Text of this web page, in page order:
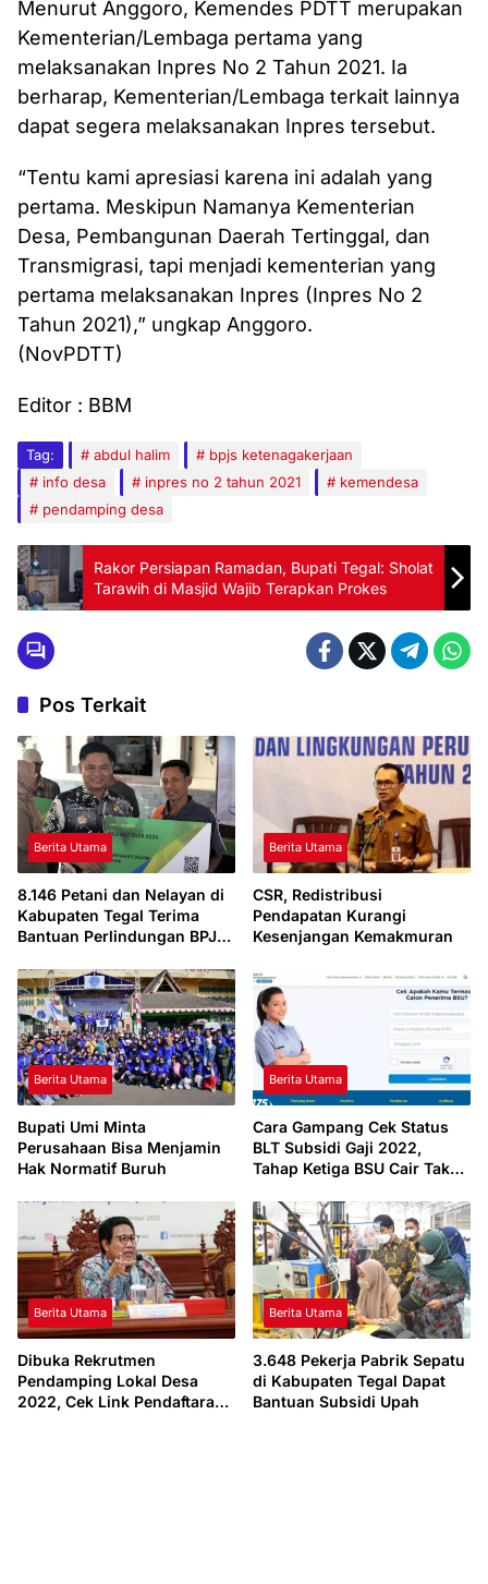
Menurut Anggoro, Kemendes PDTT merupakan
Kementerian/Lembaga pertama yang
melaksanakan Inpres No 2 Tahun 2021. Ia
berharap, Kementerian/Lembaga terkait lainnya
dapat segera melaksanakan Inpres tersebut.
“Tentu kami apresiasi karena ini adalah yang
pertama. Meskipun Namanya Kementerian
Desa, Pembangunan Daerah Tertinggal, dan
Transmigrasi, tapi menjadi kementerian yang
pertama melaksanakan Inpres (Inpres No 2
Tahun 2021),” ungkap Anggoro.
(NovPDTT)
Editor : BBM
Tag: abdul halim
bpjs ketenagakerjaan
info desa
inpres no 2 tahun 2021
kemendesa
pendamping desa
Rakor Persiapan Ramadan, Bupati Tegal: Sholat
Tarawih di Masjid Wajib Terapkan Prokes
Pos Terkait
Berita Utama
8.146 Petani dan Nelayan di
Kabupaten Tegal Terima
Bantuan Perlindungan BPJS
Berita Utama
CSR, Redistribusi
Pendapatan Kurangi
Kesenjangan Kemakmuran
Berita Utama
Bupati Umi Minta
Perusahaan Bisa Menjamin
Hak Normatif Buruh
Berita Utama
Cara Gampang Cek Status
BLT Subsidi Gaji 2022,
Tahap Ketiga BSU Cair Tak
Berita Utama
Dibuka Rekrutmen
Pendamping Lokal Desa
2022, Cek Link Pendaftaran
Berita Utama
3.648 Pekerja Pabrik Sepatu
di Kabupaten Tegal Dapat
Bantuan Subsidi Upah